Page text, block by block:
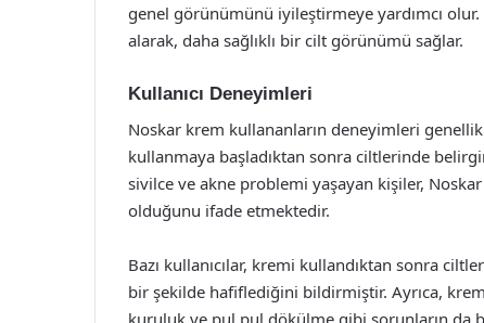
genel görünümünü iyileştirmeye yardımcı
alarak, daha sağlıklı bir cilt görünümü sağlar.
Kullanıcı Deneyimleri
Noskar krem kullananların deneyimleri
kullanmaya başladıktan sonra ciltlerinde
sivilce ve akne problemi yaşayan kişiler,
olduğunu ifade etmektedir.
Bazı kullanıcılar, kremi kullandıktan sonra
bir şekilde hafiflediğini bildirmiştir. Ayrıca,
kuruluk ve pul pul dökülme gibi sorunların da